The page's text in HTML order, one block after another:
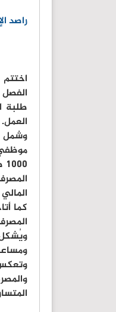
راصد
طلبة
العمل.
كما
وتعكس